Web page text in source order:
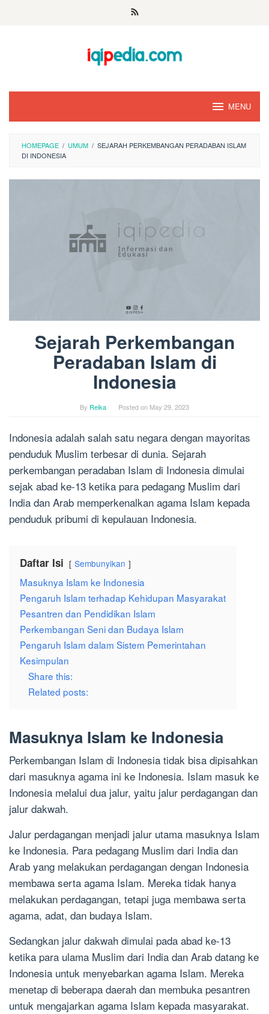
MENU
HOMEPAGE / UMUM / SEJARAH PERKEMBANGAN PERADABAN ISLAM
DI INDONESIA
Sejarah Perkembangan
Peradaban Islam di
Indonesia
By Reika Posted on May 29, 2023
Indonesia adalah salah satu negara dengan mayoritas
penduduk Muslim terbesar di dunia. Sejarah
perkembangan peradaban Islam di Indonesia dimulai
sejak abad ke-13 ketika para pedagang Muslim dari
India dan Arab memperkenalkan agama Islam kepada
penduduk pribumi di kepulauan Indonesia.
Daftar Isi Sembunyikan
Masuknya Islam ke Indonesia
Pengaruh Islam terhadap Kehidupan Masyarakat
Pesantren dan Pendidikan Islam
Perkembangan Seni dan Budaya Islam
Pengaruh Islam dalam Sistem Pemerintahan
Kesimpulan
Share this:
Related posts:
Masuknya Islam ke Indonesia
Perkembangan Islam di Indonesia tidak bisa dipisahkan
dari masuknya agama ini ke Indonesia. Islam masuk ke
Indonesia melalui dua jalur, yaitu jalur perdagangan dan
jalur dakwah.
Jalur perdagangan menjadi jalur utama masuknya Islam
ke Indonesia. Para pedagang Muslim dari India dan
Arab yang melakukan perdagangan dengan Indonesia
membawa serta agama Islam. Mereka tidak hanya
melakukan perdagangan, tetapi juga membawa serta
agama, adat, dan budaya Islam.
Sedangkan jalur dakwah dimulai pada abad ke-13
ketika para ulama Muslim dari India dan Arab datang ke
Indonesia untuk menyebarkan agama Islam. Mereka
menetap di beberapa daerah dan membuka pesantren
untuk mengajarkan agama Islam kepada masyarakat.